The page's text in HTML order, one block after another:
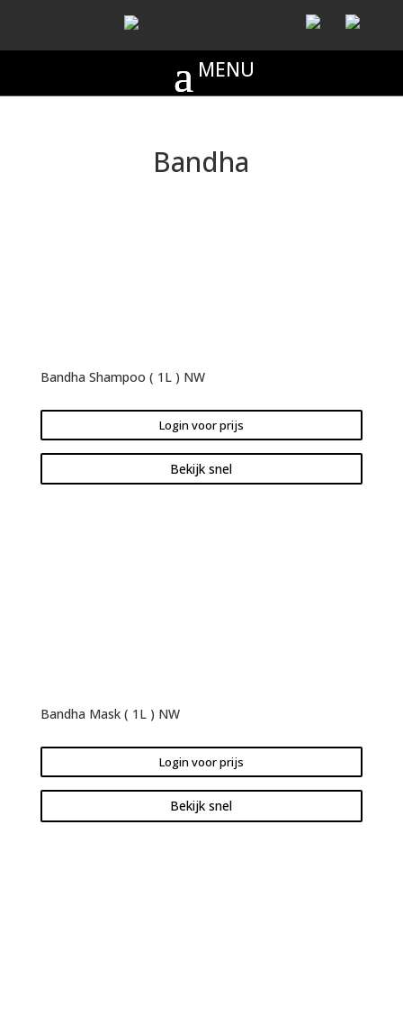
Bandha
Bandha Shampoo ( 1L ) NW
Login voor prijs
Bekijk snel
Bandha Mask ( 1L ) NW
Login voor prijs
Bekijk snel